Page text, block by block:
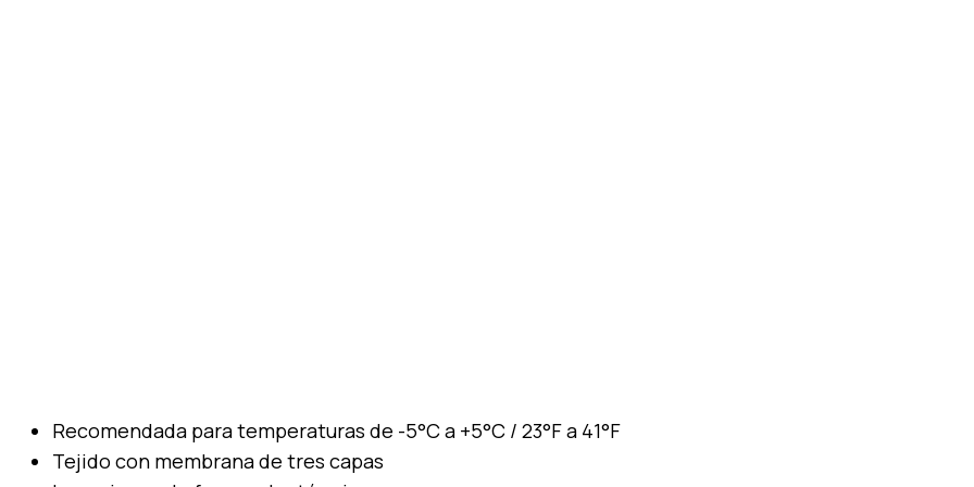
Recomendada para temperaturas de -5°C a +5°C / 23°F a 41°F
Tejido con membrana de tres capas